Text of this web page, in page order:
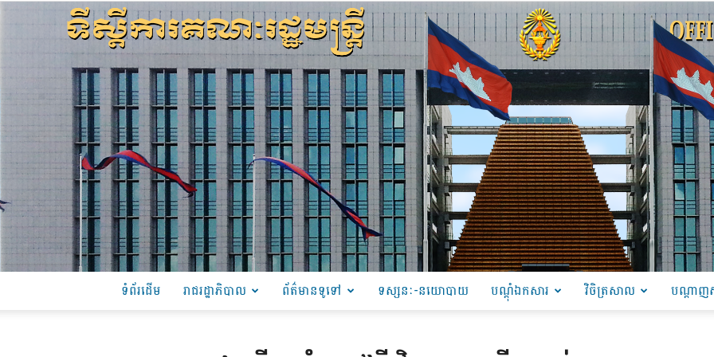
ទំព័រដើម រាជរដ្ឋាភិបាល ព័ត៌មានទូទៅ ទស្សនៈ-នយោបាយ បណ្ដុំឯកសារ វិចិត្រសាល បណ្តាញ